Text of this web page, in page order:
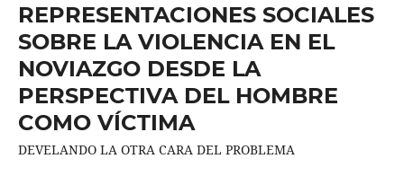
REPRESENTACIONES SOCIALES
SOBRE LA VIOLENCIA EN EL
NOVIAZGO DESDE LA
PERSPECTIVA DEL HOMBRE
COMO VÍCTIMA
DEVELANDO LA OTRA CARA DEL PROBLEMA